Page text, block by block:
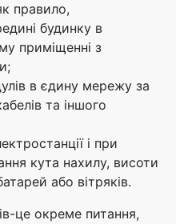
правило,
будинку в
приміщенні з
в єдину мережу за
та іншого
і при
кута нахилу, висоти
або вітряків.
це окреме питання,